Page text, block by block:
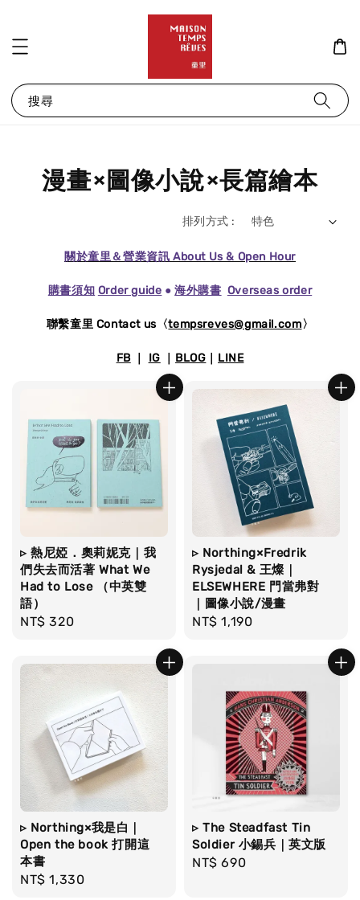
搜尋
漫畫×圖像小說×長篇繪本
排列方式 :
關於童里＆營業資訊 About Us & Open Hour
購書須知 Order guide ●海外購書 Overseas order
聯繫童里 Contact us〈tempsreves@gmail.com〉
FB IG BLOG LINE
▹ 熱尼婭．奧莉妮克｜我
們失去而活著 What We
Had to Lose （中英雙
語）
Regular
NT$ 320
▹ Northing×Fredrik
Rysjedal & 王燦｜
ELSEWHERE 門當弗對
｜圖像小說/漫畫
Regular
NT$ 1,190
▹ Northing×我是白｜
Open the book 打開這
本書
Regular
NT$ 1,330
▹ The Steadfast Tin
Soldier 小錫兵｜英文版
Regular
NT$ 690